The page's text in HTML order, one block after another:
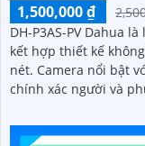
1,500,000 ₫
DH-P3AS-PV Dahua
kết hợp thiết kế
nét. Camera nổi bật với khả năng quay xoay 360°, phát hiện
chính xác người và